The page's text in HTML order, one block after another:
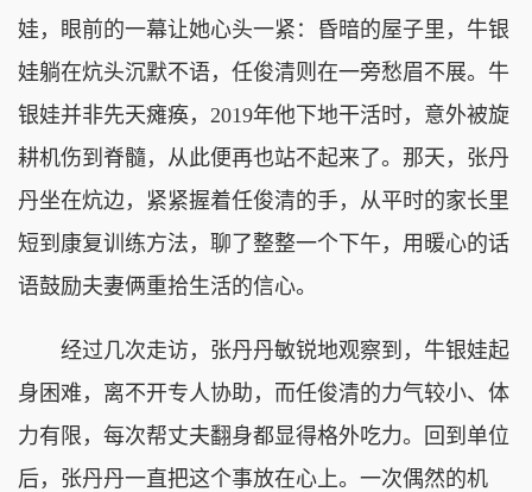
娃，眼前的一幕让她心头一紧：昏暗的屋子里，牛银
娃躺在炕头沉默不语，任俊清则在一旁愁眉不展。牛
银娃并非先天瘫痪，2019年他下地干活时，意外被旋
耕机伤到脊髓，从此便再也站不起来了。那天，张丹
丹坐在炕边，紧紧握着任俊清的手，从平时的家长里
短到康复训练方法，聊了整整一个下午，用暖心的话
语鼓励夫妻俩重拾生活的信心。
经过几次走访，张丹丹敏锐地观察到，牛银娃起
身困难，离不开专人协助，而任俊清的力气较小、体
力有限，每次帮丈夫翻身都显得格外吃力。回到单位
后，张丹丹一直把这个事放在心上。一次偶然的机